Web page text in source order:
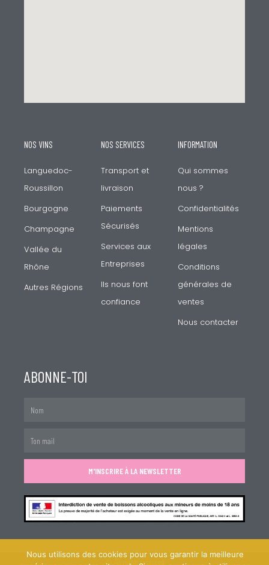
NOS VINS
Languedoc-
Roussillon
Bourgogne
Champagne
Vallée du
Rhône
Autres Régions
NOS SERVICES
Transport et
livraison
Paiements
Sécurisés
Services aux
Entreprises
Ils nous font
confiance
INFORMATION
Qui sommes
nous ?
Confidentialités
Mentions
légales
Conditions
générales de
ventes
Nous contacter
ABONNE-TOI
Nom
Mail
M'INSCRIRE À LA NEWSLETTER
© All rights reserved
Nous utilisons des cookies pour vous garantir la meilleure